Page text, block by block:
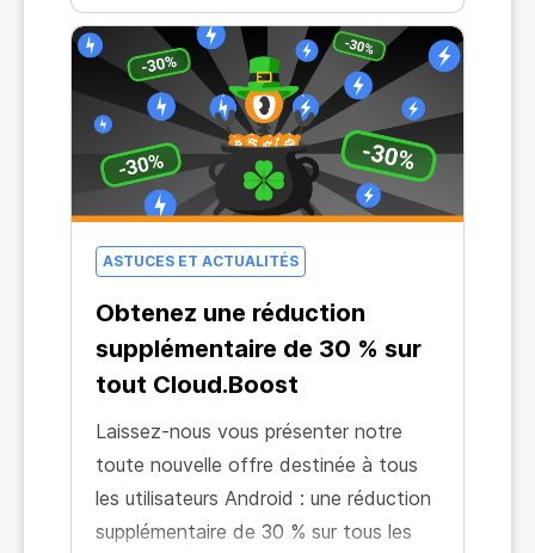
ASTUCES ET ACTUALITÉS
Obtenez une réduction
supplémentaire de 30 % sur
tout Cloud.Boost
Laissez-nous vous présenter notre
toute nouvelle offre destinée à tous
les utilisateurs Android : une réduction
supplémentaire de 30 % sur tous les